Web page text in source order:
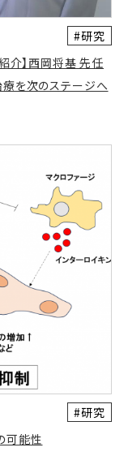
#研究
介】西岡将基 先任
を次のステージへ
#研究
可能性